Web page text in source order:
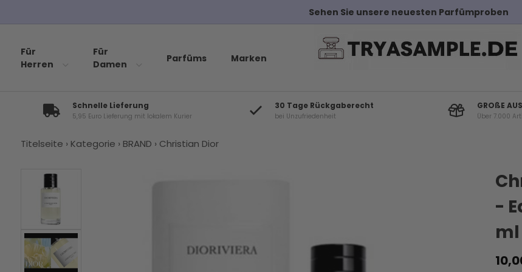
Für
Herren
Für
Damen
Parfüms Marken
Schnelle Lieferung
5,95 Euro Lieferung mit lokalem Kurier
30 Tage Rückgaberecht
bei Unzufriedenheit
GROßE
Über 7.000
Titelseite › Kategorie › BRAND › Christian Dior
-
ml